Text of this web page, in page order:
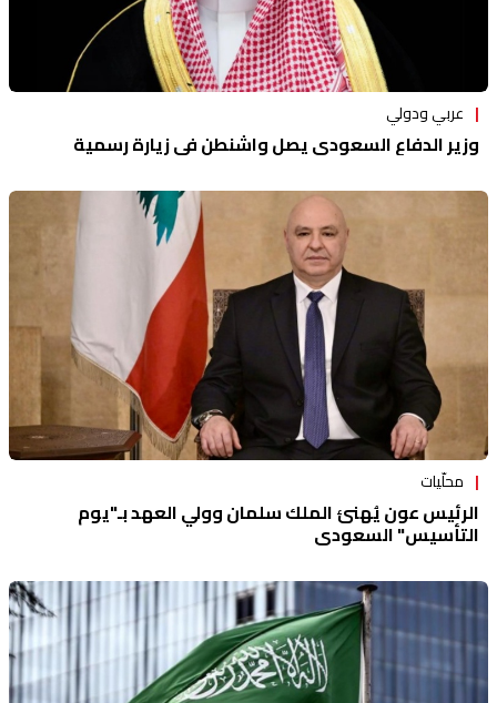
عربي ودولي
وزير الدفاع السعودي يصل واشنطن في زيارة رسمية
محلّيات
الرئيس عون يُهنئ الملك سلمان وولي العهد بـ"يوم
التأسيس" السعودي